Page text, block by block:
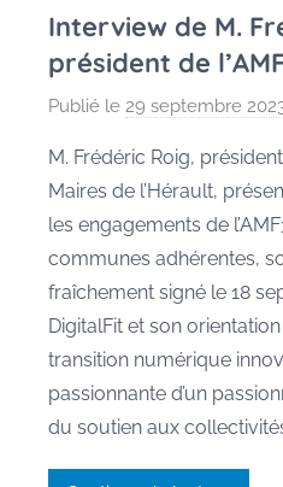
Interview de M.
président de
Publié le 29 septembre
M. Frédéric Roig,
Maires de l’Hérault,
les engagements de
communes adhérentes,
fraîchement signé le 18
DigitalFit et son
transition numérique
passionnante d’un
du soutien aux